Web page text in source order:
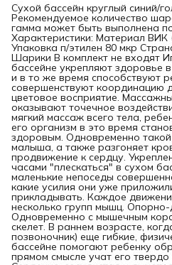
Сухой бассейн круглый синий/
Рекомендуемое количество
гамма может быть выполнена
Характеристики: Материал ВИК
Упаковка п/этилен 80 мкр
Шарики В комплект не входят
бассейне укрепляют здоровье
и в то же время способствуют
совершенствуют координацию
цветовое восприятие.
оказывают точечное
мягкий массаж всего тела,
его организм в это время
здоровым. Одновременно
малыша, а также разгоняет
продвижение к сердцу.
часами "плескаться" в сухом
маленькие непоседы
какие усилия они уже
прикладывать. Каждое
несколько групп мышц.
Одновременно с мышечным
скелет. В раннем возрасте,
позвоночник) еще гибкие,
бассейне помогают ребенку
прямом смысле учат его твердо